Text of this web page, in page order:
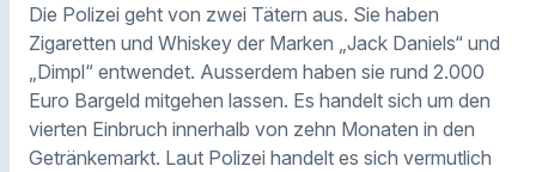
Die Polizei geht von zwei Tätern aus. Sie haben
Zigaretten und Whiskey der Marken „Jack Daniels“ und
„Dimpl“ entwendet. Ausserdem haben sie rund 2.000
Euro Bargeld mitgehen lassen. Es handelt sich um den
vierten Einbruch innerhalb von zehn Monaten in den
Getränkemarkt. Laut Polizei handelt es sich vermutlich